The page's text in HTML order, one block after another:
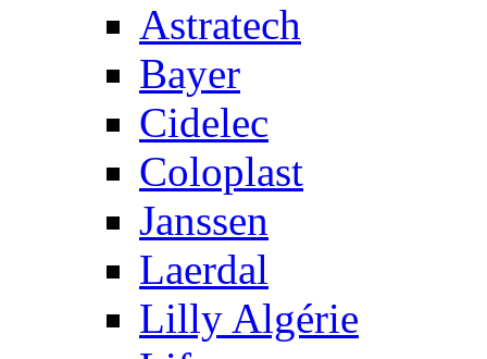
Astratech
Bayer
Cidelec
Coloplast
Janssen
Laerdal
Lilly Algérie